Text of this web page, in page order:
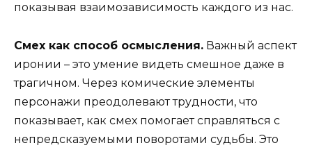
показывая взаимозависимость каждого из нас.
Смех как способ осмысления. Важный аспект
иронии – это умение видеть смешное даже в
трагичном. Через комические элементы
персонажи преодолевают трудности, что
показывает, как смех помогает справляться с
непредсказуемыми поворотами судьбы. Это